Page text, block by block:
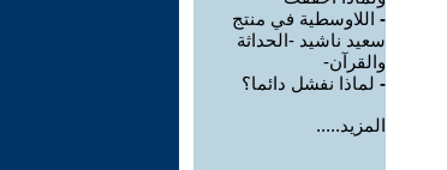
- اللاوسطية في منتج
سعيد ناشيد -الحداثة
والقرآن-
- لماذا نفشل دائما؟
المزيد.....